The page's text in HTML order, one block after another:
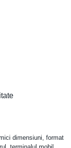
dimensiuni, format